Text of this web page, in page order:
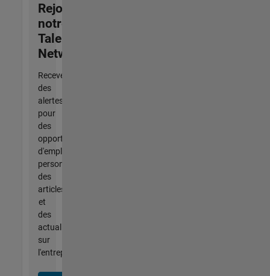
Rejoignez
notre
Talent
Network
Recevez
des
alertes
pour
des
opportunités
d'emploi
personnalisées,
des
articles
et
des
actualités
sur
l'entreprise.